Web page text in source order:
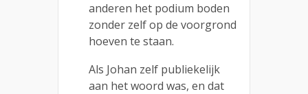
anderen het podium boden
zonder zelf op de voorgrond
hoeven te staan.
Als Johan zelf publiekelijk
aan het woord was, en dat